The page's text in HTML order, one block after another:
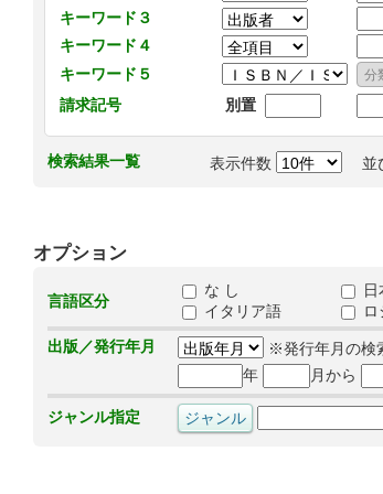
キーワード３
キーワード４
キーワード５
請求記号
別置
検索結果一覧 表示件数 並
オプション
言語区分
な し 日
イタリア語
出版／発行年月
※発行年月の検
年
月から
ジャンル指定